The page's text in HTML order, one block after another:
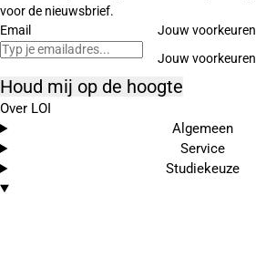
voor de nieuwsbrief.
Email
Jouw voorkeuren
Houd mij op de hoogte
Over LOI
Algemeen
Service
Studiekeuze